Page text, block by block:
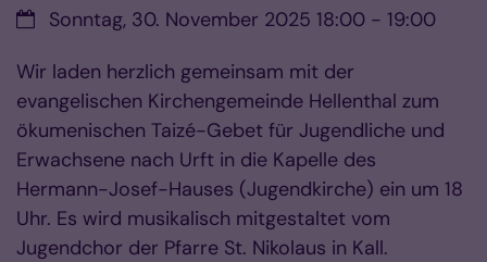
Datum:Sonntag, 30. November 2025 18:00 - 19:00
Wir laden herzlich gemeinsam mit der
evangelischen Kirchengemeinde Hellenthal zum
ökumenischen Taizé-Gebet für Jugendliche und
Erwachsene nach Urft in die Kapelle des
Hermann-Josef-Hauses (Jugendkirche) ein um 18
Uhr. Es wird musikalisch mitgestaltet vom
Jugendchor der Pfarre St. Nikolaus in Kall.